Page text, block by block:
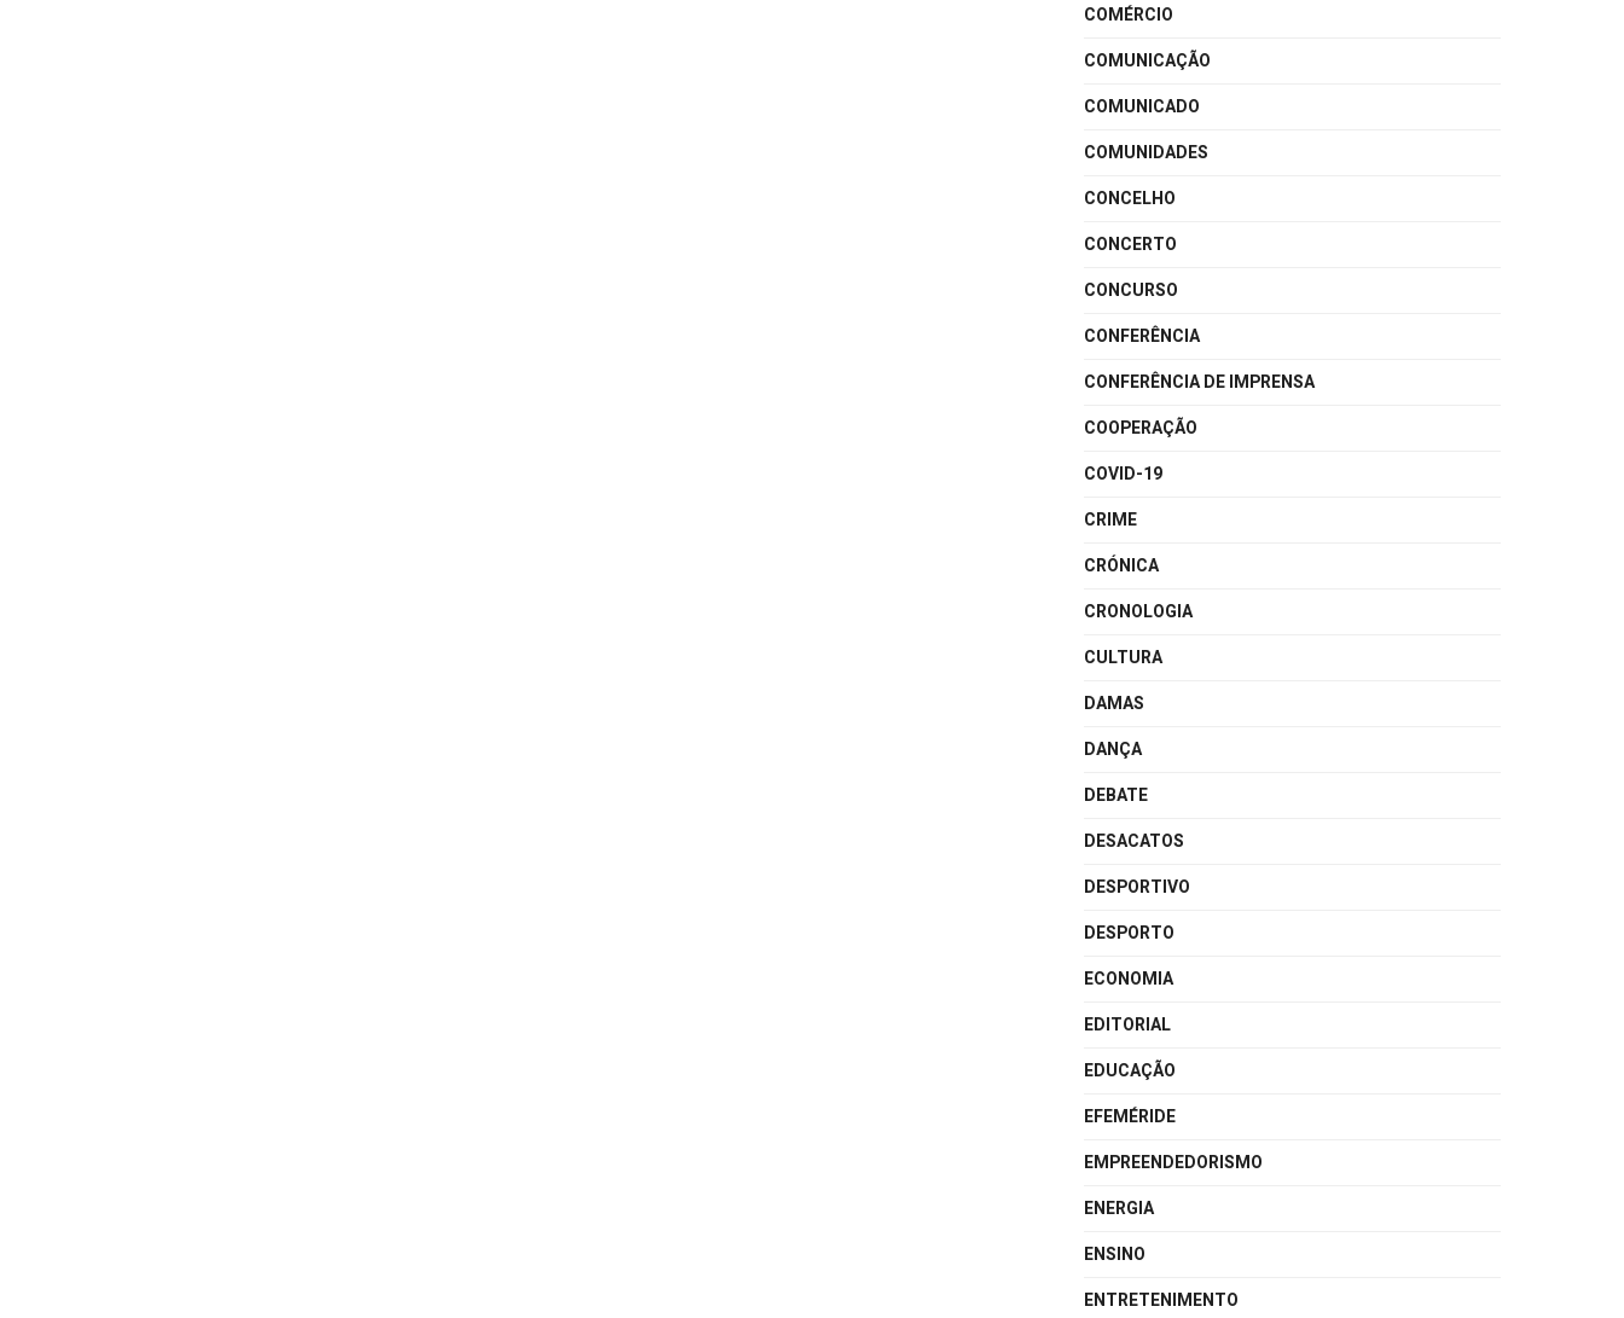
COMÉRCIO
COMUNICAÇÃO
COMUNICADO
COMUNIDADES
CONCELHO
CONCERTO
CONCURSO
CONFERÊNCIA
CONFERÊNCIA DE IMPRENSA
COOPERAÇÃO
COVID-19
CRIME
CRÓNICA
CRONOLOGIA
CULTURA
DAMAS
DANÇA
DEBATE
DESACATOS
DESPORTIVO
DESPORTO
ECONOMIA
EDITORIAL
EDUCAÇÃO
EFEMÉRIDE
EMPREENDEDORISMO
ENERGIA
ENSINO
ENTRETENIMENTO